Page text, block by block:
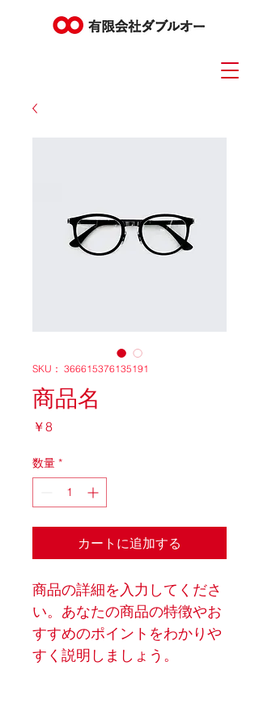
SKU： 366615376135191
商品名
￥8価
数量 *
カートに追加する
商品の詳細を入力してくださ
い。あなたの商品の特徴やお
すすめのポイントをわかりや
すく説明しましょう。